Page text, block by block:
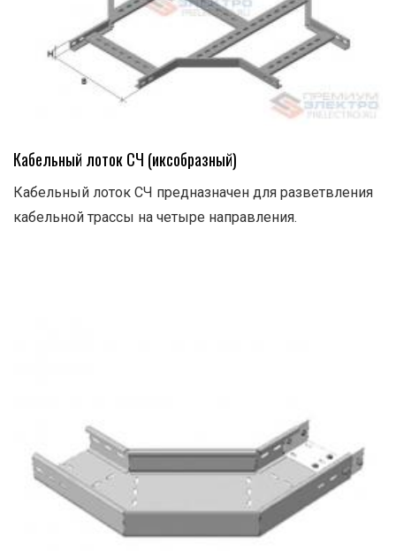
Кабельный лоток СЧ (иксобразный)
Кабельный лоток СЧ предназначен для разветвления
кабельной трассы на четыре направления.